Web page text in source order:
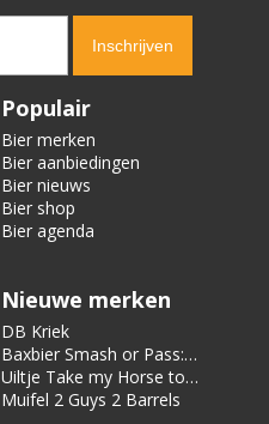
Populair
Bier merken
Bier aanbiedingen
Bier nieuws
Bier shop
Bier agenda
Nieuwe merken
DB Kriek
Baxbier Smash or Pass:
Strata
Uiltje Take my Horse to
the Hotel Room
Muifel 2 Guys 2 Barrels